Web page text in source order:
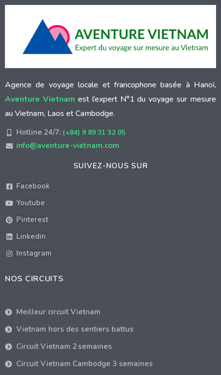
Agence de voyage locale et francophone basée à Hanoï,
Aventure Vietnam est l’expert N°1 du voyage sur mesure
au Vietnam, Laos et Cambodge.
Hotline 24/7: (+84) 9 89 31 32 05
info@aventure-vietnam.com
SUIVEZ-NOUS SUR
Facebook
Youtube
Pinterest
Linkedin
Instagram
NOS CIRCUITS
Meilleur circuit Vietnam
Vietnam hors des sentiers battus
Circuit Vietnam 2 semaines
Circuit Vietnam Cambodge 3 semaines